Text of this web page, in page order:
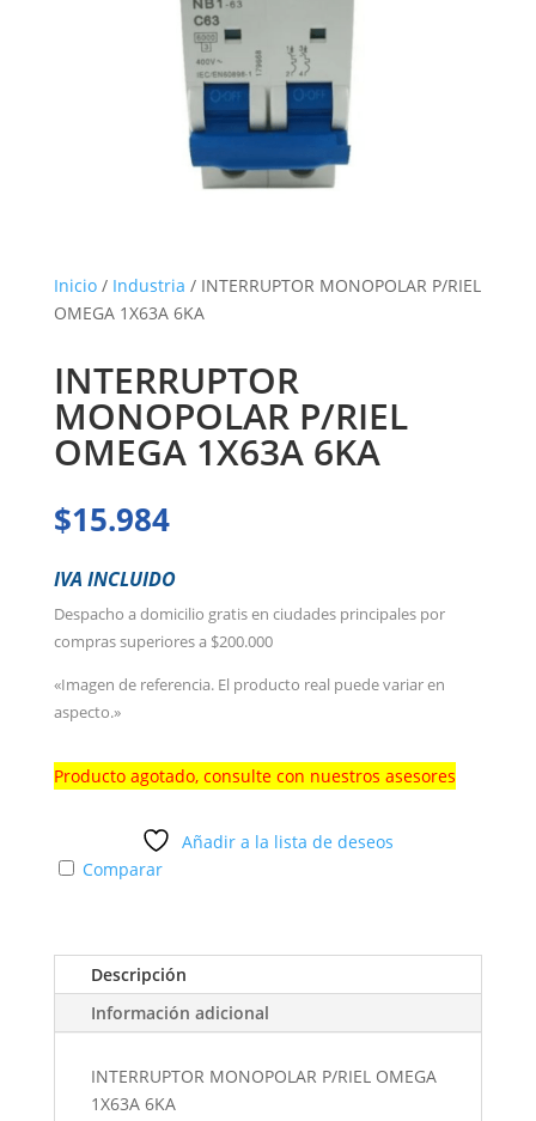
Inicio/ Industria / INTERRUPTOR MONOPOLAR P/RIEL
OMEGA 1X63A 6KA
INTERRUPTOR
MONOPOLAR P/RIEL
OMEGA 1X63A 6KA
$15.984
IVA INCLUIDO
Despacho a domicilio gratis en ciudades principales por
compras superiores a $200.000
«Imagen de referencia. El producto real puede variar en
aspecto.»
Producto agotado, consulte con nuestros asesores
Añadir a la lista de deseos
Comparar
Descripción
Información adicional
INTERRUPTOR MONOPOLAR P/RIEL OMEGA
1X63A 6KA